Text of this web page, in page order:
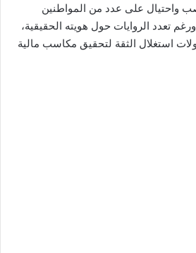
واحتيال على عدد من المواطنين
تعدد الروايات حول هويته الحقيقية،
استغلال الثقة لتحقيق مكاسب مالية